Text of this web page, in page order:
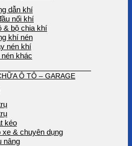
dẫn khí
nối khí
& bộ chia khí
khí nén
nén khí
khác
Ô TÔ – GARAGE
kéo
xe & chuyên dụng
nâng